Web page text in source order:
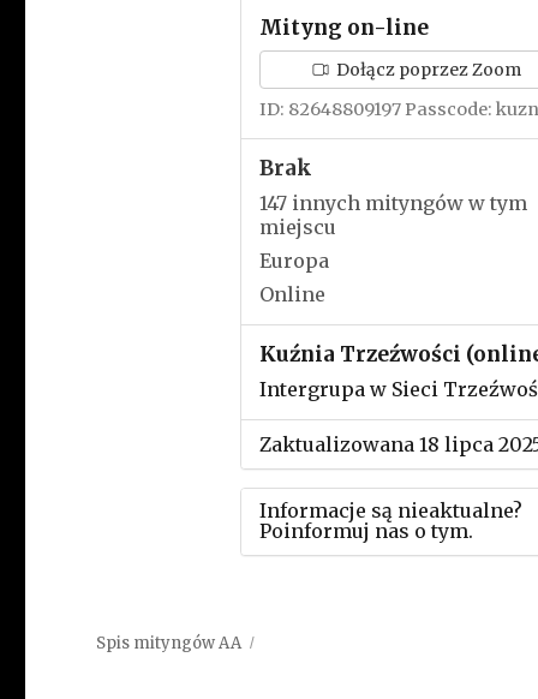
Mityng on-line
Dołącz poprzez Zoom
ID: 82648809197 Passcode:
Brak
147 innych mityngów w tym
miejscu
Europa
Online
Kuźnia Trzeźwości
Intergrupa w Sieci
Zaktualizowana 18 lipca
Informacje są nieaktualne?
Poinformuj nas o tym.
Spis mityngów AA